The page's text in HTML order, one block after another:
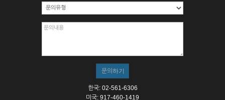
8. 기타 회사가 정한 제반 사항을 위반하며 신청하는 경우
제5조 (서비스의 이용 및 중지)
② 시스템 점검, 교체 및 고장, 기술적인 이유, 국가비상사태, 정
스가 불가능할 경우 회사는 사전 공지나 예고 없이 서비스의 전
부 또는 일부를 일시적 또는 영구적으로 중지할 수 있습니다.
③ 기타 회사는 서비스를 제공할 수 없는 합당한 사유가 발생한
한국: 02-561-6306
미국: 917-460-1419